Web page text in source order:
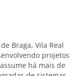
Braga, Vila Real
projetos
há mais de